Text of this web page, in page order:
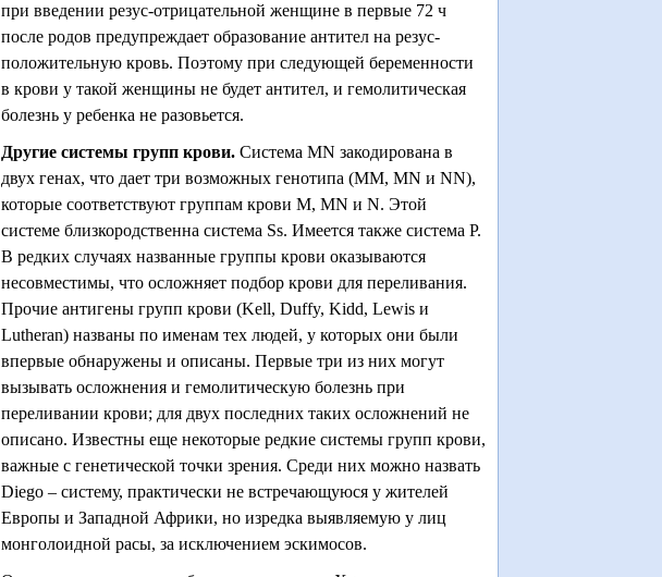
при введении резус-отрицательной женщине в первые 72 ч
после родов предупреждает образование антител на резус-
положительную кровь. Поэтому при следующей беременности
в крови у такой женщины не будет антител, и гемолитическая
болезнь у ребенка не разовьется.
Другие системы групп крови. Система MN закодирована в
двух генах, что дает три возможных генотипа (MM, MN и NN),
которые соответствуют группам крови М, MN и N. Этой
системе близкородственна система Ss. Имеется также система Р.
В редких случаях названные группы крови оказываются
несовместимы, что осложняет подбор крови для переливания.
Прочие антигены групп крови (Kell, Duffy, Kidd, Lewis и
Lutheran) названы по именам тех людей, у которых они были
впервые обнаружены и описаны. Первые три из них могут
вызывать осложнения и гемолитическую болезнь при
переливании крови; для двух последних таких осложнений не
описано. Известны еще некоторые редкие системы групп крови,
важные с генетической точки зрения. Среди них можно назвать
Diego – систему, практически не встречающуюся у жителей
Европы и Западной Африки, но изредка выявляемую у лиц
монголоидной расы, за исключением эскимосов.